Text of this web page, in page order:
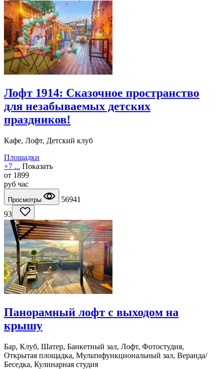
Лофт 1914: Сказочное пространство
для незабываемых детских
праздников!
Кафе, Лофт, Детский клуб
Площадки
+7 ... Показать
от 1899
руб час
Просмотры
56941
93
Панорамный лофт с выходом на
крышу
Бар, Клуб, Шатер, Банкетный зал, Лофт, Фотостудия,
Открытая площадка, Мультифункциональный зал, Веранда/
Беседка, Кулинарная студия